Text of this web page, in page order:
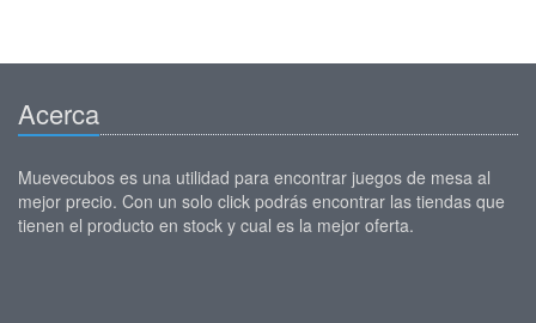
Acerca
Muevecubos es una utilidad para encontrar juegos de mesa al
mejor precio. Con un solo click podrás encontrar las tiendas que
tienen el producto en stock y cual es la mejor oferta.